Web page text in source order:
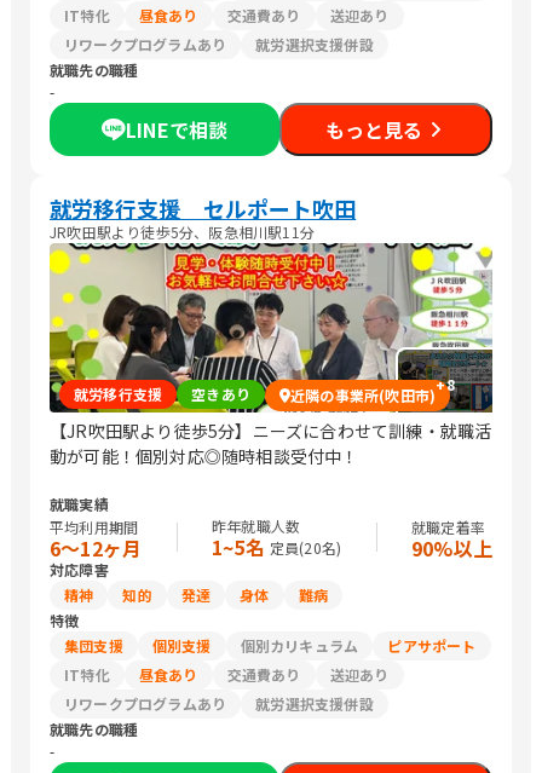
IT特化
昼食あり 交通費あり
送迎あり
リワークプログラムあり
就労選択支援併設
就職先の職種
-
LINEで相談 もっと見る
就労移行支援 セルポート吹田
JR吹田駅より徒歩5分、阪急相川駅11分
+8
就労移行支援 空きあり 近隣の事業所(吹田市)
【JR吹田駅より徒歩5分】ニーズに合わせて訓練・就職活
動が可能！個別対応◎随時相談受付中！
就職実績
平均利用期間
6〜12ヶ月
昨年就職人数
1~5名 定員(20名)
就職定着率
90%以上
対応障害
精神
知的 発達 身体
難病
特徴
集団支援
個別支援 個別カリキュラム
ピアサポート
IT特化
昼食あり 交通費あり
送迎あり
リワークプログラムあり
就労選択支援併設
就職先の職種
-